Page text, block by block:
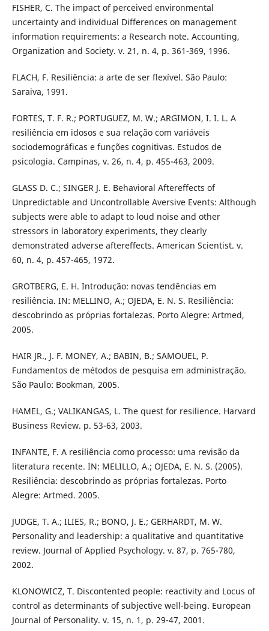
FISHER, C. The impact of perceived environmental
uncertainty and individual Differences on management
information requirements: a Research note. Accounting,
Organization and Society. v. 21, n. 4, p. 361-369, 1996.
FLACH, F. Resiliência: a arte de ser flexível. São Paulo:
Saraiva, 1991.
FORTES, T. F. R.; PORTUGUEZ, M. W.; ARGIMON, I. I. L. A
resiliência em idosos e sua relação com variáveis
sociodemográficas e funções cognitivas. Estudos de
psicologia. Campinas, v. 26, n. 4, p. 455-463, 2009.
GLASS D. C.; SINGER J. E. Behavioral Aftereffects of
Unpredictable and Uncontrollable Aversive Events: Although
subjects were able to adapt to loud noise and other
stressors in laboratory experiments, they clearly
demonstrated adverse aftereffects. American Scientist. v.
60, n. 4, p. 457-465, 1972.
GROTBERG, E. H. Introdução: novas tendências em
resiliência. IN: MELLINO, A.; OJEDA, E. N. S. Resiliência:
descobrindo as próprias fortalezas. Porto Alegre: Artmed,
2005.
HAIR JR., J. F. MONEY, A.; BABIN, B.; SAMOUEL, P.
Fundamentos de métodos de pesquisa em administração.
São Paulo: Bookman, 2005.
HAMEL, G.; VALIKANGAS, L. The quest for resilience. Harvard
Business Review. p. 53-63, 2003.
INFANTE, F. A resiliência como processo: uma revisão da
literatura recente. IN: MELILLO, A.; OJEDA, E. N. S. (2005).
Resiliência: descobrindo as próprias fortalezas. Porto
Alegre: Artmed. 2005.
JUDGE, T. A.; ILIES, R.; BONO, J. E.; GERHARDT, M. W.
Personality and leadership: a qualitative and quantitative
review. Journal of Applied Psychology. v. 87, p. 765-780,
2002.
KLONOWICZ, T. Discontented people: reactivity and Locus of
control as determinants of subjective well-being. European
Journal of Personality. v. 15, n. 1, p. 29-47, 2001.